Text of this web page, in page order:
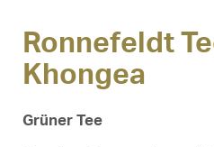
Ronnefeldt
Khongea
Grüner Tee